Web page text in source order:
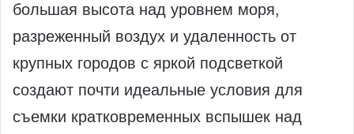
большая высота над уровнем моря,
разреженный воздух и удаленность от
крупных городов с яркой подсветкой
создают почти идеальные условия для
съемки кратковременных вспышек над